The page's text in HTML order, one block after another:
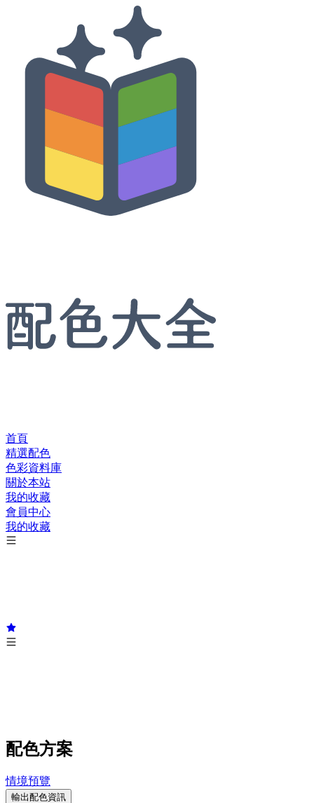
首頁
精選配色
色彩資料庫
關於本站
我的收藏
會員中心
我的收藏
配色方案
情境預覽
輸出配色資訊